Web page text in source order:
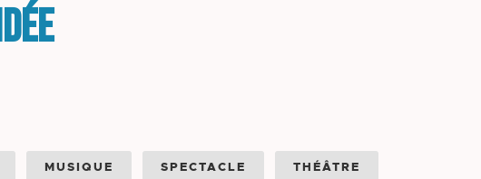
MUSIQUE SPECTACLE THÉÂTRE